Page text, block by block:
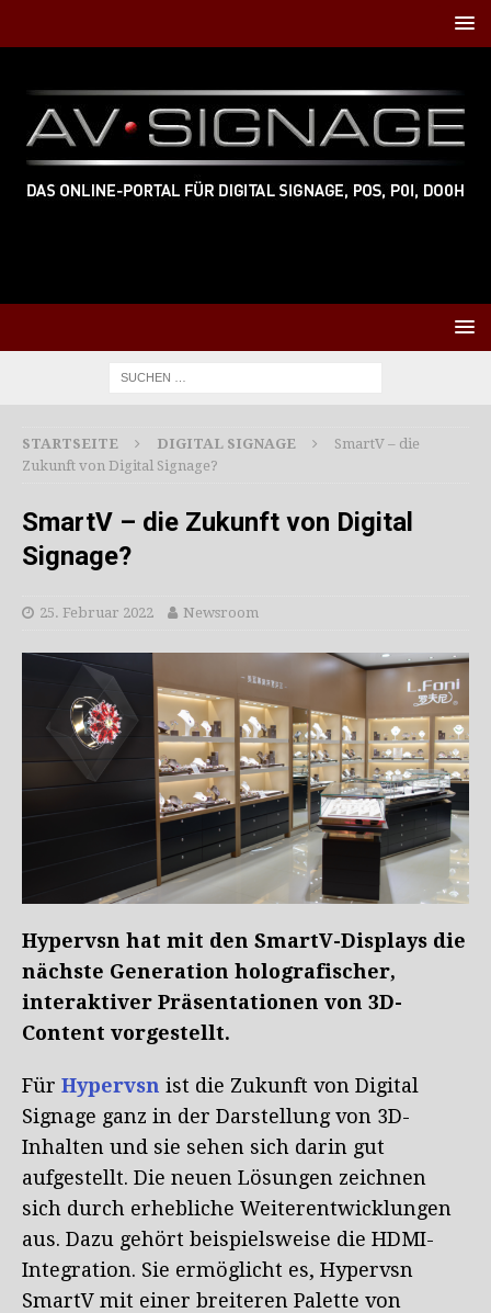
STARTSEITE DIGITAL SIGNAGE
SmartV – die
Zukunft von Digital Signage?
SmartV – die Zukunft von Digital
Signage?
25. Februar 2022 Newsroom
Hypervsn hat mit den SmartV-Displays die
nächste Generation holografischer,
interaktiver Präsentationen von 3D-
Content vorgestellt.
Für Hypervsn ist die Zukunft von Digital
Signage ganz in der Darstellung von 3D-
Inhalten und sie sehen sich darin gut
aufgestellt. Die neuen Lösungen zeichnen
sich durch erhebliche Weiterentwicklungen
aus. Dazu gehört beispielsweise die HDMI-
Integration. Sie ermöglicht es, Hypervsn
SmartV mit einer breiteren Palette von